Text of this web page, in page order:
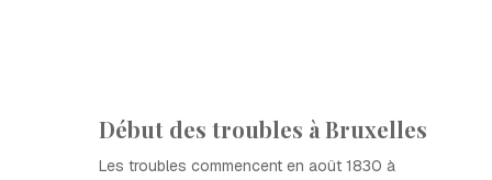
Début des troubles à Bruxelles
Les troubles commencent en août 1830 à